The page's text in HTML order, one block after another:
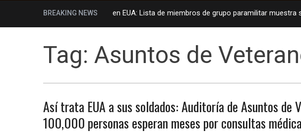
BREAKING NEWS
Milicias fascistas en EUA: Lista de miembros de grupo paramilitar muestra su
Tag: Asuntos de
Así trata EUA a sus soldados: Auditoría de Asuntos de
100,000 personas esperan meses por consultas